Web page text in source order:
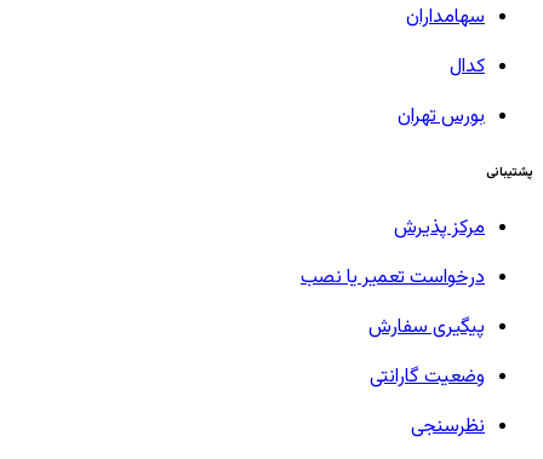
سهامداران
کدال
بورس تهران
پشتیبانی
مرکز پذیرش
درخواست تعمیر یا نصب
پیگیری سفارش
وضعیت گارانتی
نظرسنجی